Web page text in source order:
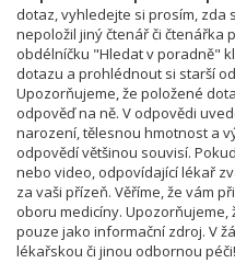
dotaz, vyhledejte si prosím,
nepoložil jiný čtenář či čtenářka
obdélníčku "Hledat v poradně"
dotazu a prohlédnout si starší
Upozorňujeme, že položené
odpověď na ně. V odpovědi
narození, tělesnou hmotnost a
odpovědí většinou souvisí.
nebo video, odpovídající lékař
za vaši přízeň. Věříme, že vám
oboru medicíny.
pouze jako informační zdroj. V
lékařskou či jinou odbornou péči!